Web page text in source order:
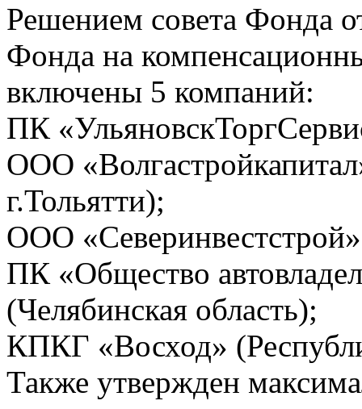
Решением совета Фонда
Фонда на
включены 5 компаний:
ПК
ООО
г.Тольятти);
ООО
ПК «Общество
(Челябинская область);
КПКГ «Восход»
Также утвержден